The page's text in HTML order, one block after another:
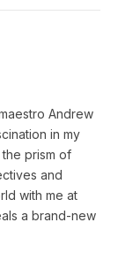
Andrew
in my
prism of
and
with me at
a brand-new